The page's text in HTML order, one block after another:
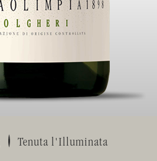
Tenuta l'Illuminata